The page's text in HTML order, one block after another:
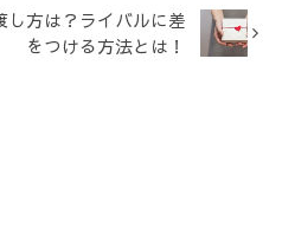
し方は？ライバルに差
をつける方法とは！